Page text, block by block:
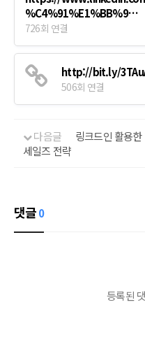
%C4%91%E1%BB%9…
726회 연결
http://bit.ly/
506회 연결
다음글
링크드인 활용
세일즈 전략
댓글0
등록된